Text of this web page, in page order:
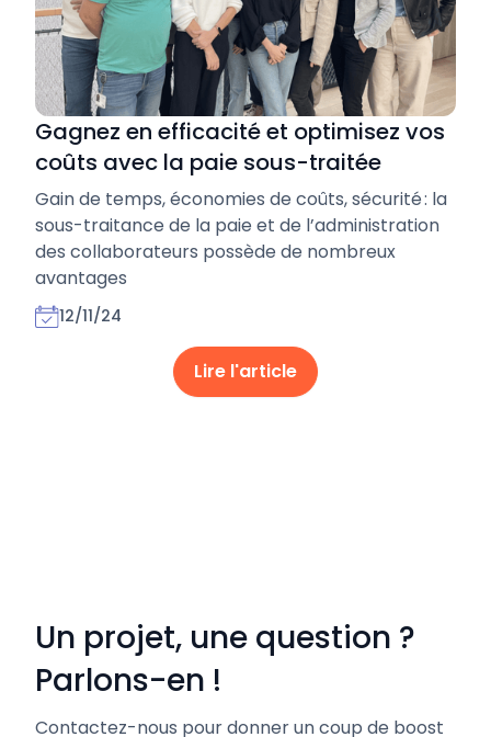
Gagnez en efficacité et optimisez vos
coûts avec la paie sous-traitée
Gain de temps, économies de coûts, sécurité : la
sous-traitance de la paie et de l’administration
des collaborateurs possède de nombreux
avantages
12/11/24
Lire l'article
Un projet, une question ?
Parlons-en !
Contactez-nous pour donner un coup de boost